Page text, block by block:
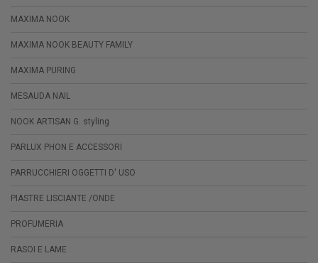
MAXIMA NOOK
MAXIMA NOOK BEAUTY FAMILY
MAXIMA PURING
MESAUDA NAIL
NOOK ARTISAN G. styling
PARLUX PHON E ACCESSORI
PARRUCCHIERI OGGETTI D' USO
PIASTRE LISCIANTE /ONDE
PROFUMERIA
RASOI E LAME